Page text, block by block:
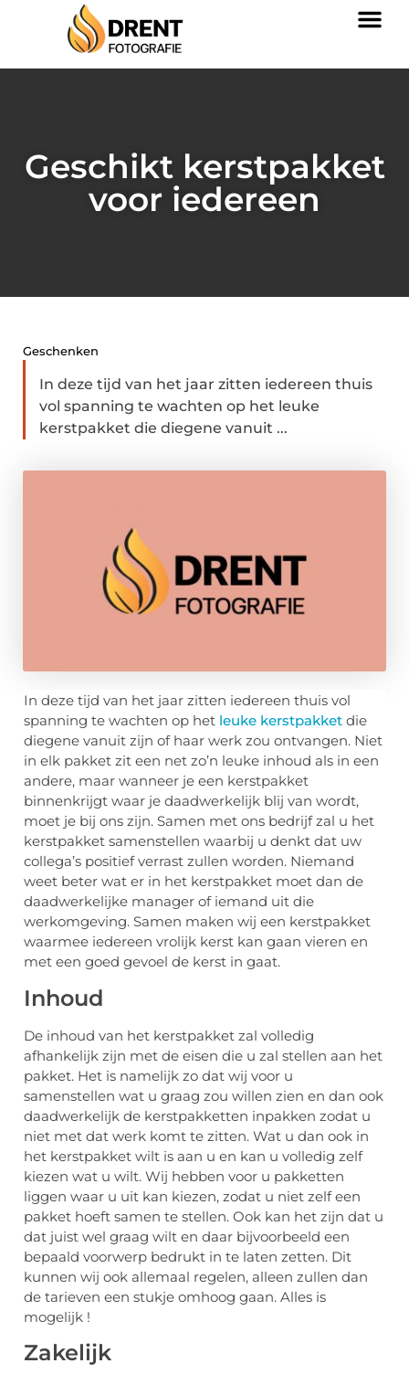
Geschikt kerstpakket
voor iedereen
Geschenken
In deze tijd van het jaar zitten iedereen thuis
vol spanning te wachten op het leuke
kerstpakket die diegene vanuit ...
In deze tijd van het jaar zitten iedereen thuis vol
spanning te wachten op het leuke kerstpakket die
diegene vanuit zijn of haar werk zou ontvangen. Niet
in elk pakket zit een net zo’n leuke inhoud als in een
andere, maar wanneer je een kerstpakket
binnenkrijgt waar je daadwerkelijk blij van wordt,
moet je bij ons zijn. Samen met ons bedrijf zal u het
kerstpakket samenstellen waarbij u denkt dat uw
collega’s positief verrast zullen worden. Niemand
weet beter wat er in het kerstpakket moet dan de
daadwerkelijke manager of iemand uit die
werkomgeving. Samen maken wij een kerstpakket
waarmee iedereen vrolijk kerst kan gaan vieren en
met een goed gevoel de kerst in gaat.
Inhoud
De inhoud van het kerstpakket zal volledig
afhankelijk zijn met de eisen die u zal stellen aan het
pakket. Het is namelijk zo dat wij voor u
samenstellen wat u graag zou willen zien en dan ook
daadwerkelijk de kerstpakketten inpakken zodat u
niet met dat werk komt te zitten. Wat u dan ook in
het kerstpakket wilt is aan u en kan u volledig zelf
kiezen wat u wilt. Wij hebben voor u pakketten
liggen waar u uit kan kiezen, zodat u niet zelf een
pakket hoeft samen te stellen. Ook kan het zijn dat u
dat juist wel graag wilt en daar bijvoorbeeld een
bepaald voorwerp bedrukt in te laten zetten. Dit
kunnen wij ook allemaal regelen, alleen zullen dan
de tarieven een stukje omhoog gaan. Alles is
mogelijk !
Zakelijk